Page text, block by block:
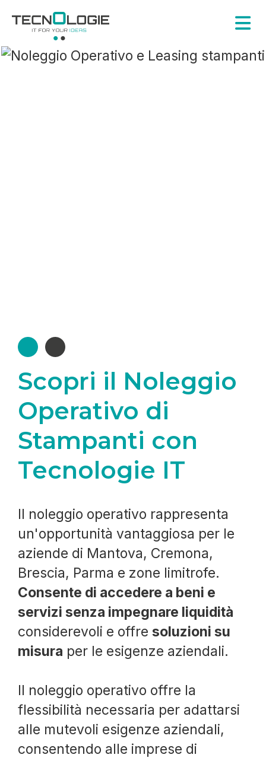
Scopri il Noleggio
Operativo di
Stampanti con
Tecnologie IT
Il noleggio operativo rappresenta
un'opportunità vantaggiosa per le
aziende di Mantova, Cremona,
Brescia, Parma e zone limitrofe.
Consente di accedere a beni e
servizi senza impegnare liquidità
considerevoli e offre soluzioni su
misura per le esigenze aziendali.
Il noleggio operativo offre la
flessibilità necessaria per adattarsi
alle mutevoli esigenze aziendali,
consentendo alle imprese di